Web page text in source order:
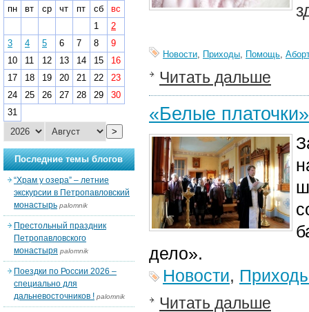
Новости, Приходы, Помощь,
Читать дальше
«Белые
дело».
Новости,
Читать дальше
пн
вт ср чт пт сб
вс
1
2
3
4 5 6 7 8
9
10
11 12 13 14 15
16
17
18 19 20 21 22
23
24
25 26 27 28 29
30
31
>
Последние темы блогов
“Храм у озера” – летние
экскурсии в Петропавловский
монастырь palomnik
Престольный праздник
Петропавловского
монастыря palomnik
Поездки по России 2026 –
специально для
дальневосточников ! palomnik